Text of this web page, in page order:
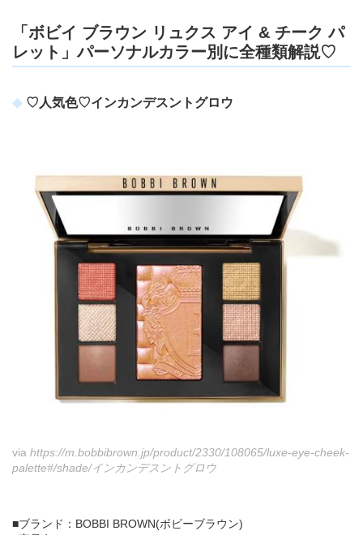
「ボビイ ブラウン リュクス アイ & チーク パ
レット」パーソナルカラー別に全種類解説♡
♡人気色♡インカンデスントグロウ
via https://m.bobbibrown.jp/product/2330/108065/luxe-eye-cheek-
palette#/shade/インカンデスントグロウ
■ブランド：BOBBI BROWN(ボビーブラウン)